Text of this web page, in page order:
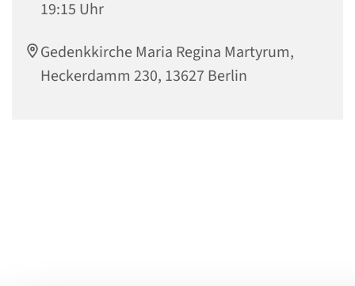
19:15 Uhr
Gedenkkirche Maria Regina Martyrum,
Heckerdamm 230, 13627 Berlin